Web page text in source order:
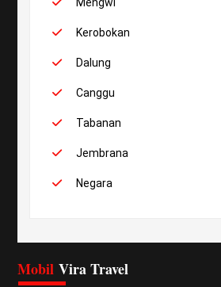
Kerobokan
Dalung
Canggu
Tabanan
Jembrana
Negara
Mobil Vira Travel